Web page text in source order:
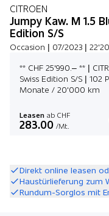
CITROEN
Jumpy Kaw. M 1.5
Edition S/S
Occasion | 07/2023 |
** CHF 25'990.– ** |
Swiss Edition S/S | 102
Monate / 20'000 km
Leasen ab CHF
283.00 /Mt.
Direkt online leasen
Haustürlieferung zum
Rundum-Sorglos mit